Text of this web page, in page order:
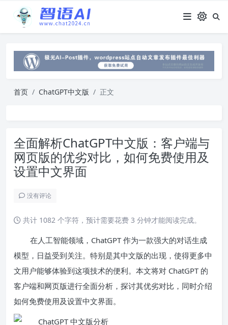
首页 ChatGPT中文版 正文
全面解析ChatGPT中文版：客户端与
网页版的优劣对比，如何免费使用及
设置中文界面
没有评论
共计 1082 个字符，预计需要花费 3 分钟才能阅读完成。
在人工智能领域，ChatGPT 作为一款强大的对话生成
模型，日益受到关注。特别是其中文版的出现，使得更多中
文用户能够体验到这项技术的便利。本文将对 ChatGPT 的
客户端和网页版进行全面分析，探讨其优劣对比，同时介绍
如何免费使用及设置中文界面。